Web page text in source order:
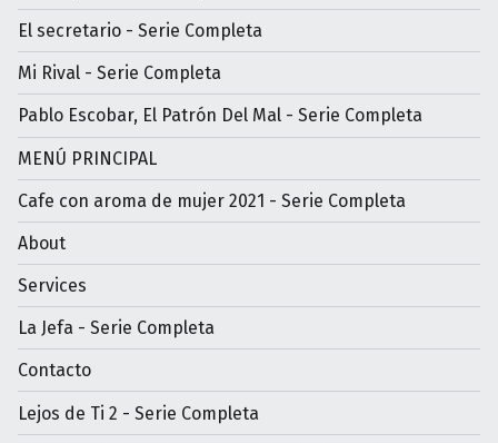
El secretario - Serie Completa
Mi Rival - Serie Completa
Pablo Escobar, El Patrón Del Mal - Serie Completa
MENÚ PRINCIPAL
Cafe con aroma de mujer 2021 - Serie Completa
About
Services
La Jefa - Serie Completa
Contacto
Lejos de Ti 2 - Serie Completa